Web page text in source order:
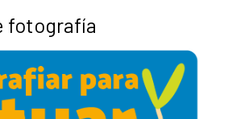
fotografía